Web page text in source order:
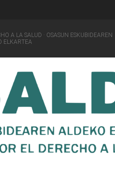
A LA SALUD · OSASUN ESKUBIDEAREN
ELKARTEA